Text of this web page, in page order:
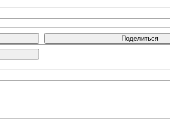
Поделиться